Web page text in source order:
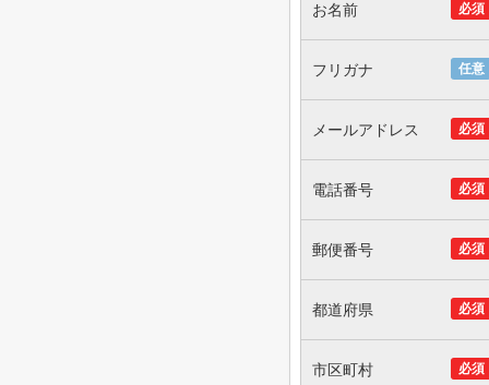
必須
お名前
任意
フリガナ
必須
メールアドレス
必須
電話番号
必須
郵便番号
必須
都道府県
必須
市区町村